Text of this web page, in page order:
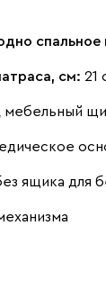
Стоун
спальное
см: 21
мебельный
ящика для